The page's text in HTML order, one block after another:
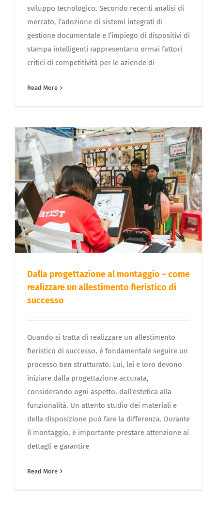
sviluppo tecnologico. Secondo recenti analisi di
mercato, l’adozione di sistemi integrati di
gestione documentale e l’impiego di dispositivi di
stampa intelligenti rappresentano ormai fattori
critici di competitività per le aziende di
Read More
Dalla progettazione al montaggio – come
realizzare un allestimento fieristico di
successo
Quando si tratta di realizzare un allestimento
fieristico di successo, è fondamentale seguire un
processo ben strutturato. Lui, lei e loro devono
iniziare dalla progettazione accurata,
considerando ogni aspetto, dall'estetica alla
funzionalità. Un attento studio dei materiali e
della disposizione può fare la differenza. Durante
il montaggio, è importante prestare attenzione ai
dettagli e garantire
Read More